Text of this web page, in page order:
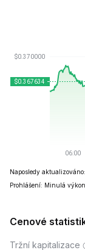
Naposledy
Prohlášení: Minulá
Cenové
Tržní kapitalizace